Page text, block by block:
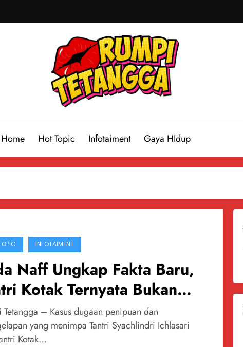
Home Hot Topic Infotaiment Gaya HIdup
INFOTAIMENT
Naff Ungkap Fakta Baru,
Kotak Ternyata Bukan
Satunya Korban Dugaan
Rp10 Miliar
Tetangga – Kasus dugaan penipuan dan
yang menimpa Tantri Syachlindri Ichlasari
Kotak…